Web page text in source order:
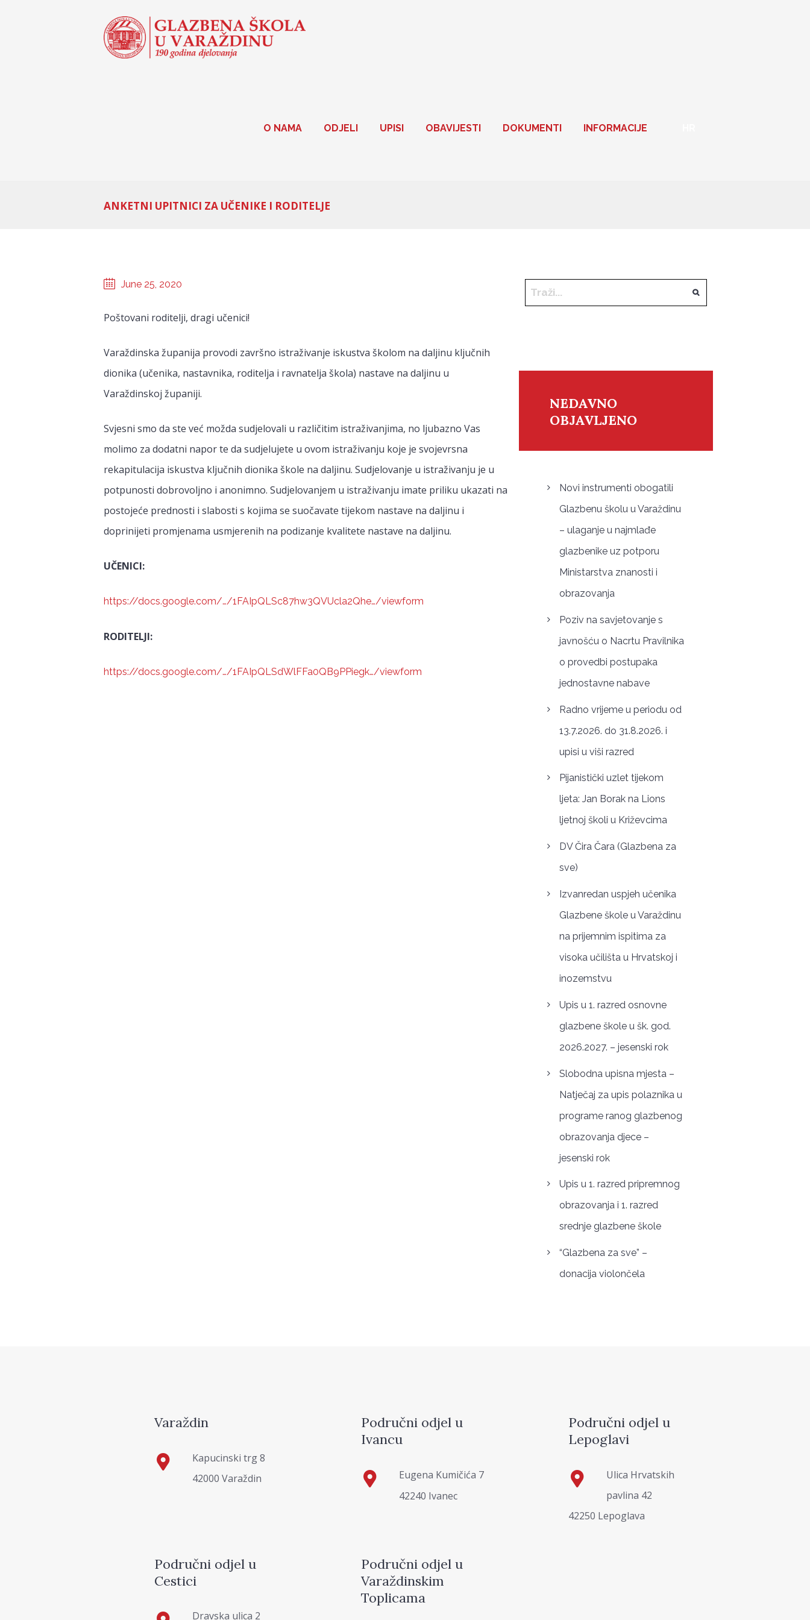
O NAMA ODJELI UPISI OBAVIJESTI DOKUMENTI INFORMACIJE
ANKETNI UPITNICI ZA UČENIKE I RODITELJE
June 25, 2020
Poštovani roditelji, dragi učenici!
Varaždinska županija provodi završno istraživanje iskustva školom na daljinu ključnih
dionika (učenika, nastavnika, roditelja i ravnatelja škola) nastave na daljinu u
Varaždinskoj županiji.
Svjesni smo da ste već možda sudjelovali u različitim istraživanjima, no ljubazno Vas
molimo za dodatni napor te da sudjelujete u ovom istraživanju koje je svojevrsna
rekapitulacija iskustva ključnih dionika škole na daljinu. Sudjelovanje u istraživanju je u
potpunosti dobrovoljno i anonimno. Sudjelovanjem u istraživanju imate priliku ukazati na
postojeće prednosti i slabosti s kojima se suočavate tijekom nastave na daljinu i
doprinijeti promjenama usmjerenih na podizanje kvalitete nastave na daljinu.
UČENICI:
https://docs.google.com/…/1FAIpQLSc87hw3QVUcla2Qhe…/viewform
RODITELJI:
https://docs.google.com/…/1FAIpQLSdWlFFa0QB9PPiegk…/viewform
NEDAVNO
OBJAVLJENO
Novi instrumenti obogatili
Glazbenu školu u Varaždinu
– ulaganje u najmlađe
glazbenike uz potporu
Ministarstva znanosti i
obrazovanja
Poziv na savjetovanje s
javnošću o Nacrtu Pravilnika
o provedbi postupaka
jednostavne nabave
Radno vrijeme u periodu od
13.7.2026. do 31.8.2026. i
upisi u viši razred
Pijanistički uzlet tijekom
ljeta: Jan Borak na Lions
ljetnoj školi u Križevcima
DV Čira Čara (Glazbena za
sve)
Izvanredan uspjeh učenika
Glazbene škole u Varaždinu
na prijemnim ispitima za
visoka učilišta u Hrvatskoj i
inozemstvu
Upis u 1. razred osnovne
glazbene škole u šk. god.
2026.2027. – jesenski rok
Slobodna upisna mjesta –
Natječaj za upis polaznika u
programe ranog glazbenog
obrazovanja djece –
jesenski rok
Upis u 1. razred pripremnog
obrazovanja i 1. razred
srednje glazbene škole
“Glazbena za sve” –
donacija violončela
Varaždin
Kapucinski trg 8
42000 Varaždin
Područni odjel u
Ivancu
Eugena Kumičića 7
42240 Ivanec
Područni odjel u
Lepoglavi
Ulica Hrvatskih
pavlina 42
42250 Lepoglava
Područni odjel u
Cestici
Dravska ulica 2
Područni odjel u
Varaždinskim
Toplicama